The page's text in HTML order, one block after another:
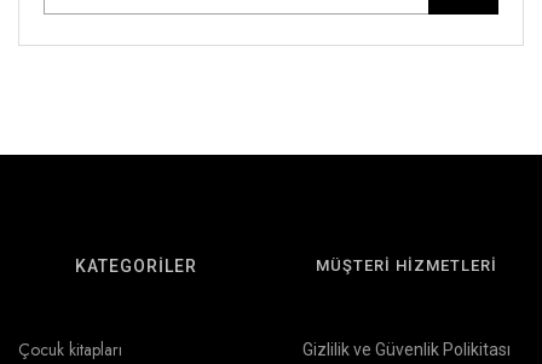
KATEGORİLER
Çocuk kitapları
MÜŞTERİ HİZMETLERİ
Gizlilik ve Güvenlik Polikitası